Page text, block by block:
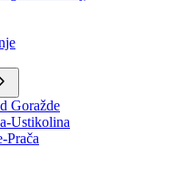
(Grb, zastava)
muzej)